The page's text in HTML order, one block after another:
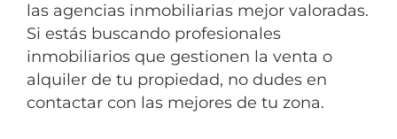
las agencias inmobiliarias mejor valoradas.
Si estás buscando profesionales
inmobiliarios que gestionen la venta o
alquiler de tu propiedad, no dudes en
contactar con las mejores de tu zona.